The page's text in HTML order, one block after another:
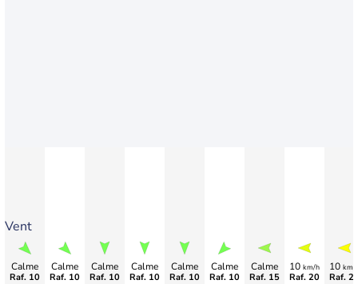
Vent
Calme
Raf. 10
Calme
Raf. 10
Calme
Raf. 10
Calme
Raf. 10
Calme
Raf. 10
Calme
Raf. 10
Calme
Raf. 15
10 km/h
Raf. 20
10 km/
Raf.